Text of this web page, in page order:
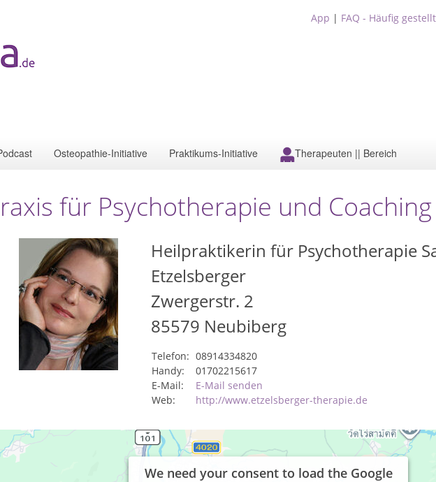
App | FAQ - Häufig
Osteopathie-Initiative Praktikums-Initiative Therapeuten || Bereich
für Psychotherapie und
Heilpraktikerin für Psychotherapie
Etzelsberger
Zwergerstr. 2
85579 Neubiberg
Telefon: 08914334820
Handy:
01702215617
E-Mail:
E-Mail senden
Web:
http://www.etzelsberger-therapie.de
We need your consent to load the Google